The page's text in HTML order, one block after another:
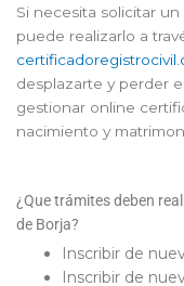
Si necesita solicitar
puede realizarlo a
desplazarte y perder
gestionar online
nacimiento y
¿Que trámites deben
de Borja?
Inscribir de
Inscribir de